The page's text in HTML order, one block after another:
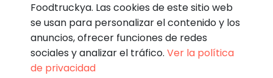
© Foodtruckya 2026
Foodtruckya. Las cookies de este sitio web
se usan para personalizar el contenido y los
anuncios, ofrecer funciones de redes
sociales y analizar el tráfico. Ver la política
de privacidad